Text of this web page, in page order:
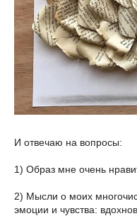
И отвечаю на вопросы:
1) Образ мне очень
2) Мысли о моих
эмоции и чувства: